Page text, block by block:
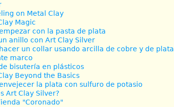
on Metal Clay
Magic
con la pasta de plata
anillo con Art Clay Silver
un collar usando arcilla de cobre y de plata
marco
bisutería en plásticos
Beyond the Basics
la plata con sulfuro de potasio
Art Clay Silver?
"Coronado"